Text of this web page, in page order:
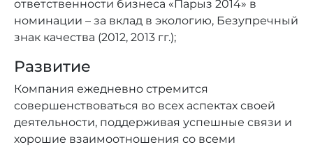
ответственности бизнеса «Парыз 2014» в
номинации – за вклад в экологию, Безупречный
знак качества (2012, 2013 гг.);
Развитие
Компания ежедневно стремится
совершенствоваться во всех аспектах своей
деятельности, поддерживая успешные связи и
хорошие взаимоотношения со всеми